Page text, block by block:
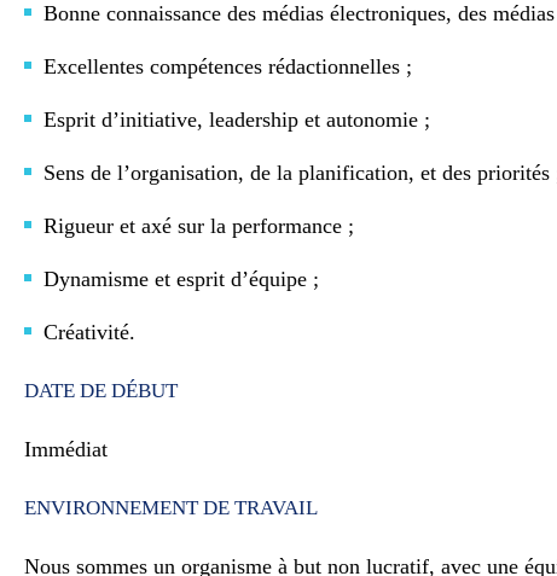
Bonne connaissance des médias électroniques, des
Excellentes compétences rédactionnelles ;
Esprit d’initiative, leadership et autonomie ;
Sens de l’organisation, de la planification, et des priorités
Rigueur et axé sur la performance ;
Dynamisme et esprit d’équipe ;
Créativité.
DATE DE DÉBUT
Immédiat
ENVIRONNEMENT DE TRAVAIL
Nous sommes un organisme à but non lucratif, avec une